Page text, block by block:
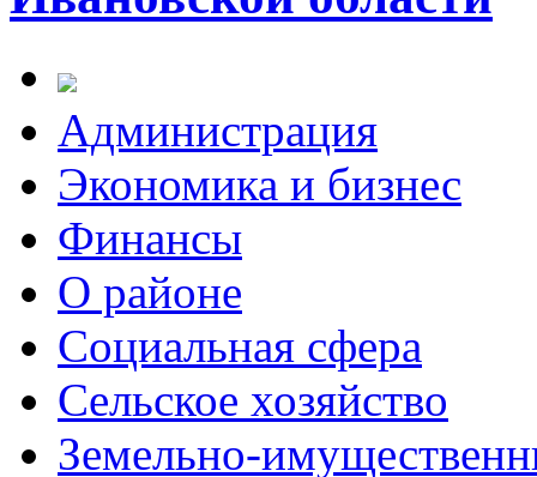
Администрация
Экономика и бизнес
Финансы
О районе
Социальная сфера
Сельское хозяйство
Земельно-